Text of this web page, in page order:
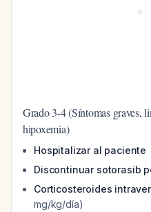
Grado 3-4 (Síntomas graves,
hipoxemia)
Hospitalizar al paciente
Discontinuar sotorasib
Corticosteroides
mg/kg/día)